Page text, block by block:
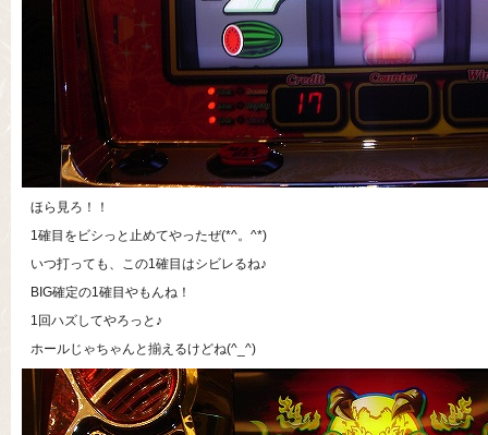
ほら見ろ！！
1確目をビシっと止めてやったぜ(*^。^*)
いつ打っても、この1確目はシビレるね♪
BIG確定の1確目やもんね！
1回ハズしてやろっと♪
ホールじゃちゃんと揃えるけどね(^_^)